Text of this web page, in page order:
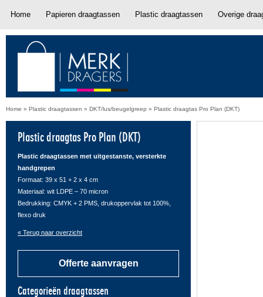
Home Papieren draagtassen Plastic draagtassen Overige
Home » Plastic draagtassen » DKT/lus/beugelgreep » Plastic draagtas Pro Plan (DKT)
Plastic draagtas Pro Plan (DKT)
Plastic draagtassen met uitgestanste, versterkte
handgrepen
Formaat: 39 x 51 + 2 x 4 cm
Materiaal: wit LDPE – 70 micron
Bedrukking: CMYK + 2 PMS, drukoppervlak tot 100%,
flexo druk
« Terug naar overzicht
Offerte aanvragen
Categorieën draagtassen